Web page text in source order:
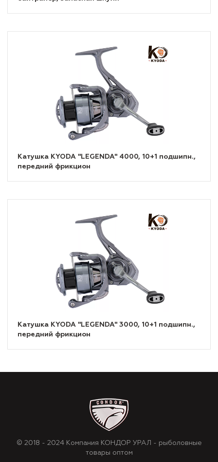
Катушка KYODA "LEGENDA" 4000, 10+1 подшипн.,
передний фрикцион
Катушка KYODA "LEGENDA" 3000, 10+1 подшипн.,
передний фрикцион
© 2018 - 2024 Компания КОНДОР УРАЛ - рыболовные
товары оптом